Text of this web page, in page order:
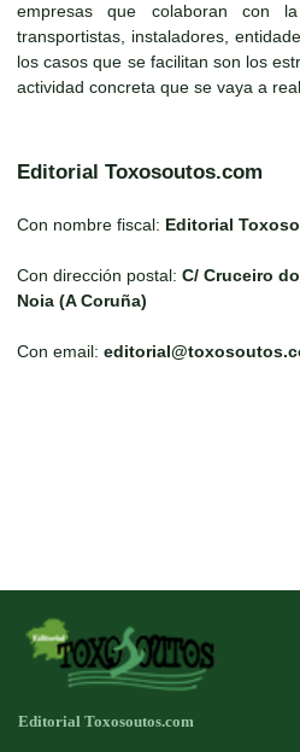
empresas que colaboran con
transportistas, instaladores,
los casos que se facilitan son los
actividad concreta que se vaya a
Editorial Toxosoutos.com
Con nombre fiscal: Editorial
Con dirección postal:C/ Cruceiro
Noia (A Coruña)
Con email:
Editorial Toxosoutos.com